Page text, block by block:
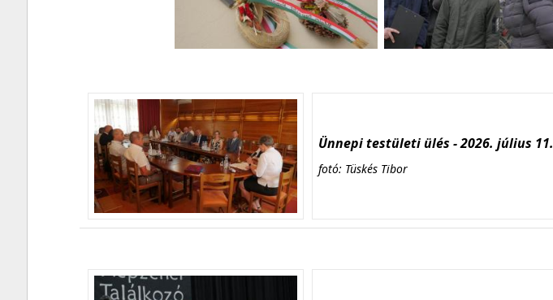
Ünnepi testületi ülés - 2026. július 11.
fotó: Tüskés Tibor